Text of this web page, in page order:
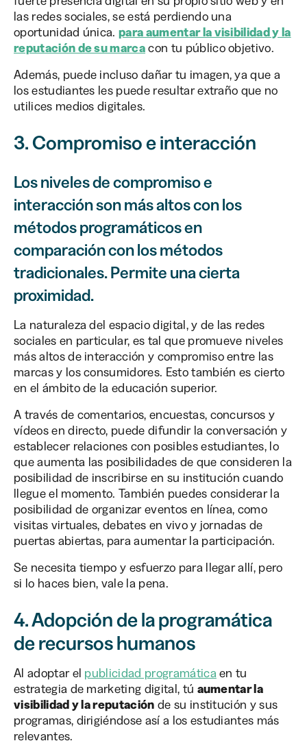
las redes sociales, se está perdiendo una
oportunidad única.para aumentar la visibilidad y la
reputación de su marcacon tu público objetivo.
Además, puede incluso dañar tu imagen, ya que a
los estudiantes les puede resultar extraño que no
utilices medios digitales.
3. Compromiso e interacción
Los niveles de compromiso e
interacción son más altos con los
métodos programáticos en
comparación con los métodos
tradicionales. Permite una cierta
proximidad.
La naturaleza del espacio digital, y de las redes
sociales en particular, es tal que promueve niveles
más altos de interacción y compromiso entre las
marcas y los consumidores. Esto también es cierto
en el ámbito de la educación superior.
A través de comentarios, encuestas, concursos y
vídeos en directo, puede difundir la conversación y
establecer relaciones con posibles estudiantes, lo
que aumenta las posibilidades de que consideren la
posibilidad de inscribirse en su institución cuando
llegue el momento. También puedes considerar la
posibilidad de organizar eventos en línea, como
visitas virtuales, debates en vivo y jornadas de
puertas abiertas, para aumentar la participación.
Se necesita tiempo y esfuerzo para llegar allí, pero
si lo haces bien, vale la pena.
4. Adopción de la programática
de recursos humanos
Al adoptar el publicidad programáticaen tu
estrategia de marketing digital, tú aumentar la
visibilidad y la reputación de su institución y sus
programas, dirigiéndose así a los estudiantes más
relevantes.